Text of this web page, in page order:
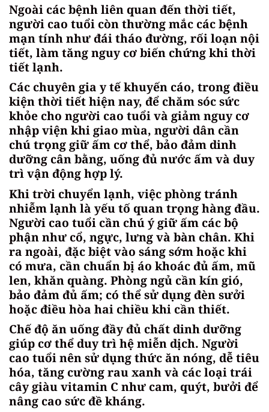
Ngoài các bệnh liên quan đến thời tiết,
người cao tuổi còn thường mắc các bệnh
mạn tính như đái tháo đường, rối loạn nội
tiết, làm tăng nguy cơ biến chứng khi thời
tiết lạnh.
Các chuyên gia y tế khuyến cáo, trong điều
kiện thời tiết hiện nay, để chăm sóc sức
khỏe cho người cao tuổi và giảm nguy cơ
nhập viện khi giao mùa, người dân cần
chú trọng giữ ấm cơ thể, bảo đảm dinh
dưỡng cân bằng, uống đủ nước ấm và duy
trì vận động hợp lý.
Khi trời chuyển lạnh, việc phòng tránh
nhiễm lạnh là yếu tố quan trọng hàng đầu.
Người cao tuổi cần chú ý giữ ấm các bộ
phận như cổ, ngực, lưng và bàn chân. Khi
ra ngoài, đặc biệt vào sáng sớm hoặc khi
có mưa, cần chuẩn bị áo khoác đủ ấm, mũ
len, khăn quàng. Phòng ngủ cần kín gió,
bảo đảm đủ ấm; có thể sử dụng đèn sưởi
hoặc điều hòa hai chiều khi cần thiết.
Chế độ ăn uống đầy đủ chất dinh dưỡng
giúp cơ thể duy trì hệ miễn dịch. Người
cao tuổi nên sử dụng thức ăn nóng, dễ tiêu
hóa, tăng cường rau xanh và các loại trái
cây giàu vitamin C như cam, quýt, bưởi để
nâng cao sức đề kháng.